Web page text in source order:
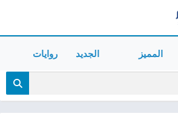
المميز الجديد روايات